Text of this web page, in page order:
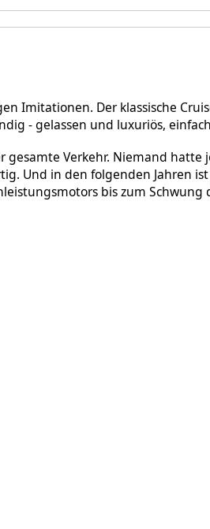
Imitationen. Der klassische
- gelassen und luxuriös,
gesamte Verkehr. Niemand
Und in den folgenden Jahren
bis zum